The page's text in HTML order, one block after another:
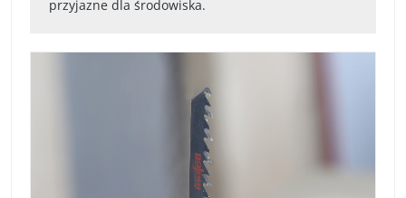
przyjazne dla środowiska.